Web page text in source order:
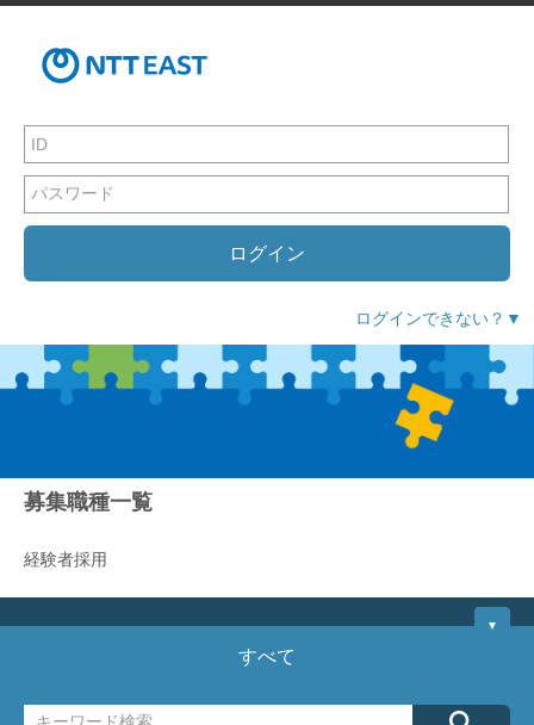
ログイン
ログインできない？▼
募集職種一覧
経験者採用
▼
すべて
販売・コンサルティング
エンジニア
企画／開発
マーケティング
経理・法務